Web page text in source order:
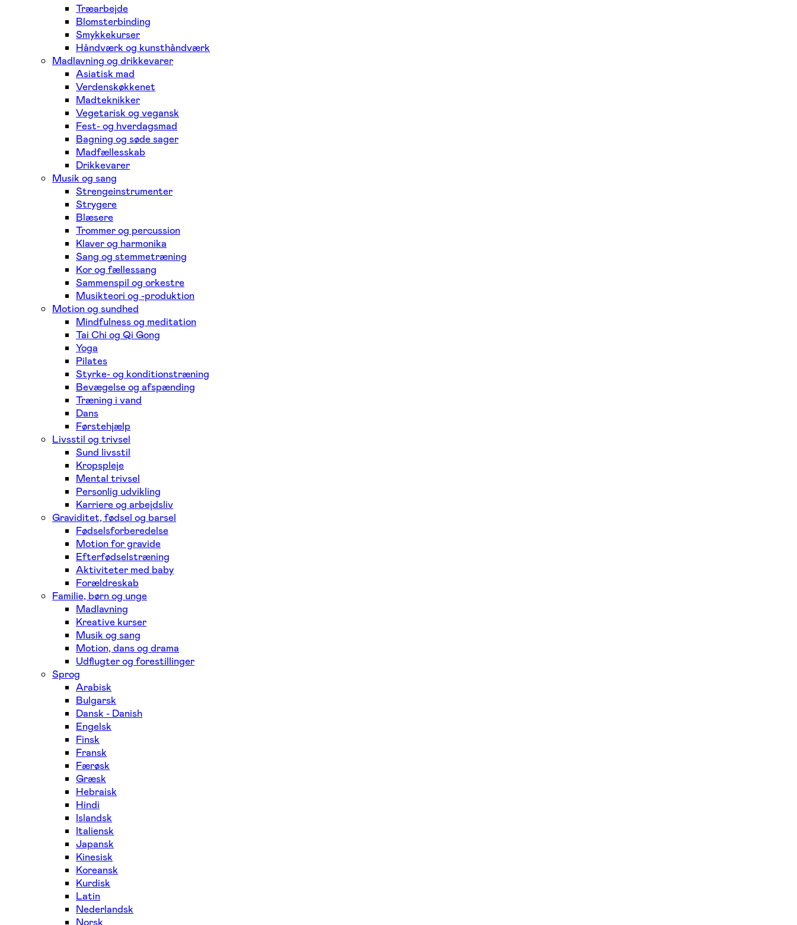
Træarbejde
Blomsterbinding
Smykkekurser
Håndværk og kunsthåndværk
Madlavning og drikkevarer
Asiatisk mad
Verdenskøkkenet
Madteknikker
Vegetarisk og vegansk
Fest- og hverdagsmad
Bagning og søde sager
Madfællesskab
Drikkevarer
Musik og sang
Strengeinstrumenter
Strygere
Blæsere
Trommer og percussion
Klaver og harmonika
Sang og stemmetræning
Kor og fællessang
Sammenspil og orkestre
Musikteori og -produktion
Motion og sundhed
Mindfulness og meditation
Tai Chi og Qi Gong
Yoga
Pilates
Styrke- og konditionstræning
Bevægelse og afspænding
Træning i vand
Dans
Førstehjælp
Livsstil og trivsel
Sund livsstil
Kropspleje
Mental trivsel
Personlig udvikling
Karriere og arbejdsliv
Graviditet, fødsel og barsel
Fødselsforberedelse
Motion for gravide
Efterfødselstræning
Aktiviteter med baby
Forældreskab
Familie, børn og unge
Madlavning
Kreative kurser
Musik og sang
Motion, dans og drama
Udflugter og forestillinger
Sprog
Arabisk
Bulgarsk
Dansk - Danish
Engelsk
Finsk
Fransk
Færøsk
Græsk
Hebraisk
Hindi
Islandsk
Italiensk
Japansk
Kinesisk
Koreansk
Kurdisk
Latin
Nederlandsk
Norsk